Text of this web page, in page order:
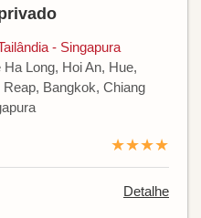
- Singapura
Long, Hoi An, Hue,
Bangkok, Chiang
★★★★
Detalhe